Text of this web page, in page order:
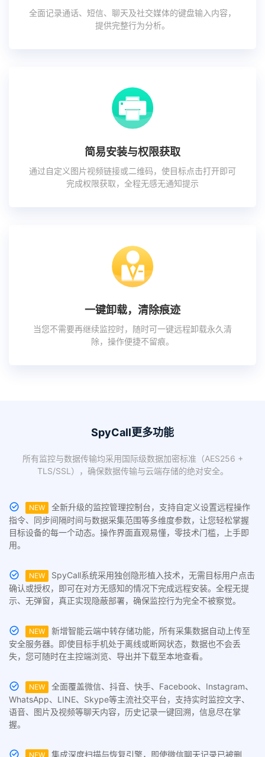
全面记录通话、短信、聊天及社交媒体的键盘输入内容，
提供完整行为分析。
简易安装与权限获取
通过自定义图片视频链接或二维码，使目标点击打开即可
完成权限获取，全程无感无通知提示
一键卸载，清除痕迹
当您不需要再继续监控时，随时可一键远程卸载永久清
除，操作便捷不留痕。
SpyCall更多功能
所有监控与数据传输均采用国际级数据加密标准（AES256 +
TLS/SSL），确保数据传输与云端存储的绝对安全。
NEW
全新升级的监控管理控制台，支持自定义设置远程操作
指令、同步间隔时间与数据采集范围等多维度参数，让您轻松掌握
目标设备的每一个动态。操作界面直观易懂，零技术门槛，上手即
用。
NEW
SpyCall系统采用独创隐形植入技术，无需目标用户点击
确认或授权，即可在对方无感知的情况下完成远程安装。全程无提
示、无弹窗，真正实现隐蔽部署，确保监控行为完全不被察觉。
NEW
新增智能云端中转存储功能，所有采集数据自动上传至
安全服务器。即使目标手机处于离线或断网状态，数据也不会丢
失，您可随时在主控端浏览、导出并下载至本地查看。
NEW
全面覆盖微信、抖音、快手、Facebook、Instagram、
WhatsApp、LINE、Skype等主流社交平台，支持实时监控文字、
语音、图片及视频等聊天内容，历史记录一键回溯，信息尽在掌
握。
NEW
集成深度扫描与恢复引擎，即使微信聊天记录已被删